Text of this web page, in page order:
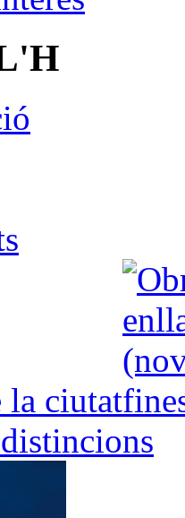
la ciutat